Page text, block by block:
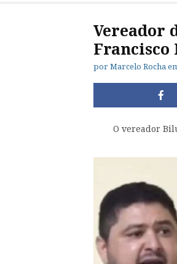
Vereador
Francisco
por Marcelo Rocha
O vereador